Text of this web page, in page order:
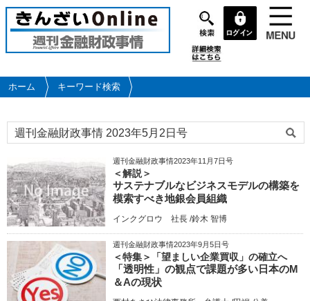
メ
イ
コ
ン
に
移
動
ホーム キーワード検索
週刊金融財政事情2023年11月7日号
＜解説＞
サステナブルなビジネスモデルの構築を
模索すべき地銀会員組織
インクグロウ 社長 /鈴木 智博
週刊金融財政事情2023年9月5日号
＜特集＞「望ましい企業買収」の確立へ
「透明性」の観点で課題が多い日本のM
＆Aの現状